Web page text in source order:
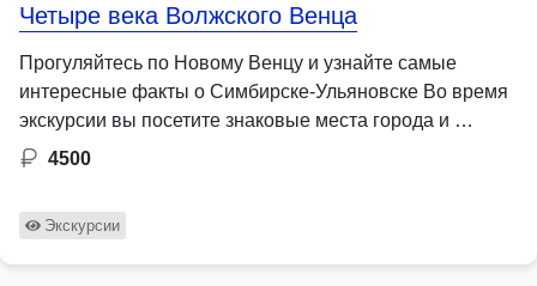
Четыре века Волжского Венца
Прогуляйтесь по Новому Венцу и узнайте самые
интересные факты о Симбирске-Ульяновске Во время
экскурсии вы посетите знаковые места города и …
4500
Экскурсии